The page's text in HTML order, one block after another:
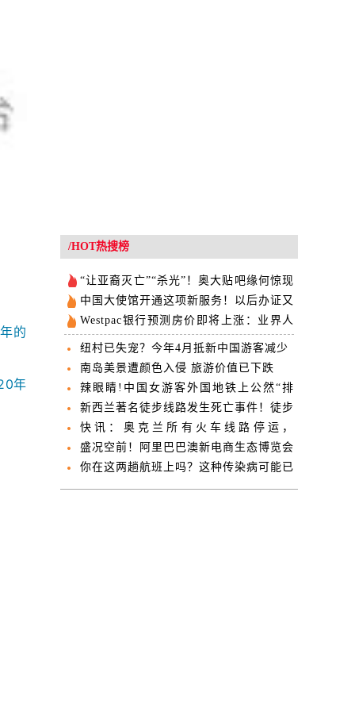
的
年
/HOT热搜榜
“让亚裔灭亡”“杀光”！奥大贴吧缘何惊现
网络威胁？
中国大使馆开通这项新服务！以后办证又
方便了好多！
Westpac银行预测房价即将上涨：业界人
士的观点却...
纽村已失宠？今年4月抵新中国游客减少
南岛美景遭颜色入侵 旅游价值已下跌
辣眼睛!中国女游客外国地铁上公然“排
泄”被拍！
新西兰著名徒步线路发生死亡事件！徒步
者跌落摔伤而亡
快讯：奥克兰所有火车线路停运，
Britomart火车站关闭
盛况空前！阿里巴巴澳新电商生态博览会
首次登陆新西兰
你在这两趟航班上吗？这种传染病可能已
经找上门了